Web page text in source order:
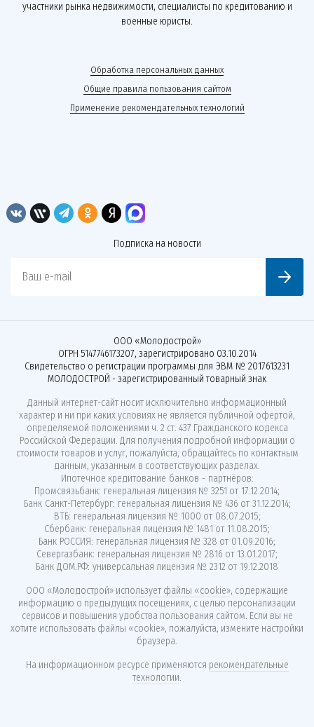
участники рынка недвижимости, специалисты по кредитованию и
военные юристы.
Обработка персональных данных
Общие правила пользования сайтом
Применение рекомендательных технологий
Подписка на новости
Ваш e-mail
ООО «Молодострой»
ОГРН 5147746173207, зарегистрировано 03.10.2014
Свидетельство о регистрации программы для ЭВМ № 2017613231
МОЛОДОСТРОЙ - зарегистрированный товарный знак
Данный интернет-сайт носит исключительно информационный
характер и ни при каких условиях не является публичной офертой,
определяемой положениями ч. 2 ст. 437 Гражданского кодекса
Российской Федерации. Для получения подробной информации о
стоимости товаров и услуг, пожалуйста, обращайтесь по контактным
данным, указанным в соответствующих разделах.
Ипотечное кредитование банков - партнёров:
Промсвязьбанк: генеральная лицензия № 3251 от 17.12.2014;
Банк Санкт-Петербург: генеральная лицензия № 436 от 31.12.2014;
ВТБ: генеральная лицензия № 1000 от 08.07.2015;
Сбербанк: генеральная лицензия № 1481 от 11.08.2015;
Банк РОССИЯ: генеральная лицензия № 328 от 01.09.2016;
Севергазбанк: генеральная лицензия № 2816 от 13.01.2017;
Банк ДОМ.РФ: универсальная лицензия № 2312 от 19.12.2018
ООО «Молодострой» использует файлы «cookie», содержащие
информацию о предыдущих посещениях, с целью персонализации
сервисов и повышения удобства пользования сайтом. Если вы не
хотите использовать файлы «cookie», пожалуйста, измените настройки
браузера.
На информационном ресурсе применяются рекомендательные
технологии.